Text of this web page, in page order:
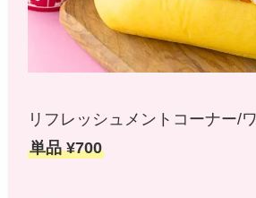
リフレッシュメントコーナー/
単品 ¥700